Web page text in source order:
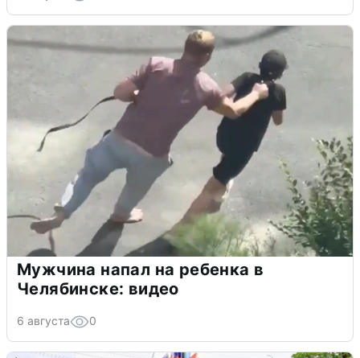
Мужчина напал на ребенка в
Челябинске: видео
6 августа 0